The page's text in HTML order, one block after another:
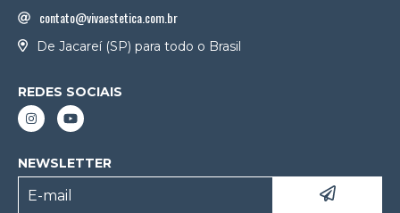
contato@vivaestetica.com.br
De Jacareí (SP) para todo o Brasil
REDES SOCIAIS
NEWSLETTER